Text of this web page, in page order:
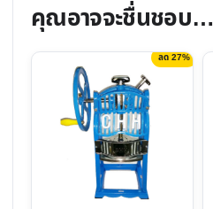
คุณอาจจะชื่นชอบ…
ลด 27%